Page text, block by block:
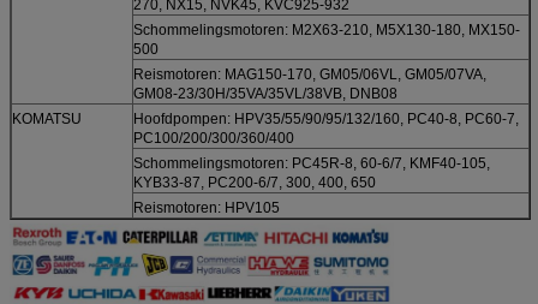
270, NX15, NVK45, KVC925-932
Schommelingsmotoren: M2X63-210, M5X130-180, MX150-
500
Reismotoren: MAG150-170, GM05/06VL, GM05/07VA,
GM08-23/30H/35VA/35VL/38VB, DNB08
KOMATSU
Hoofdpompen: HPV35/55/90/95/132/160, PC40-8, PC60-7,
PC100/200/300/360/400
Schommelingsmotoren: PC45R-8, 60-6/7, KMF40-105,
KYB33-87, PC200-6/7, 300, 400, 650
Reismotoren: HPV105